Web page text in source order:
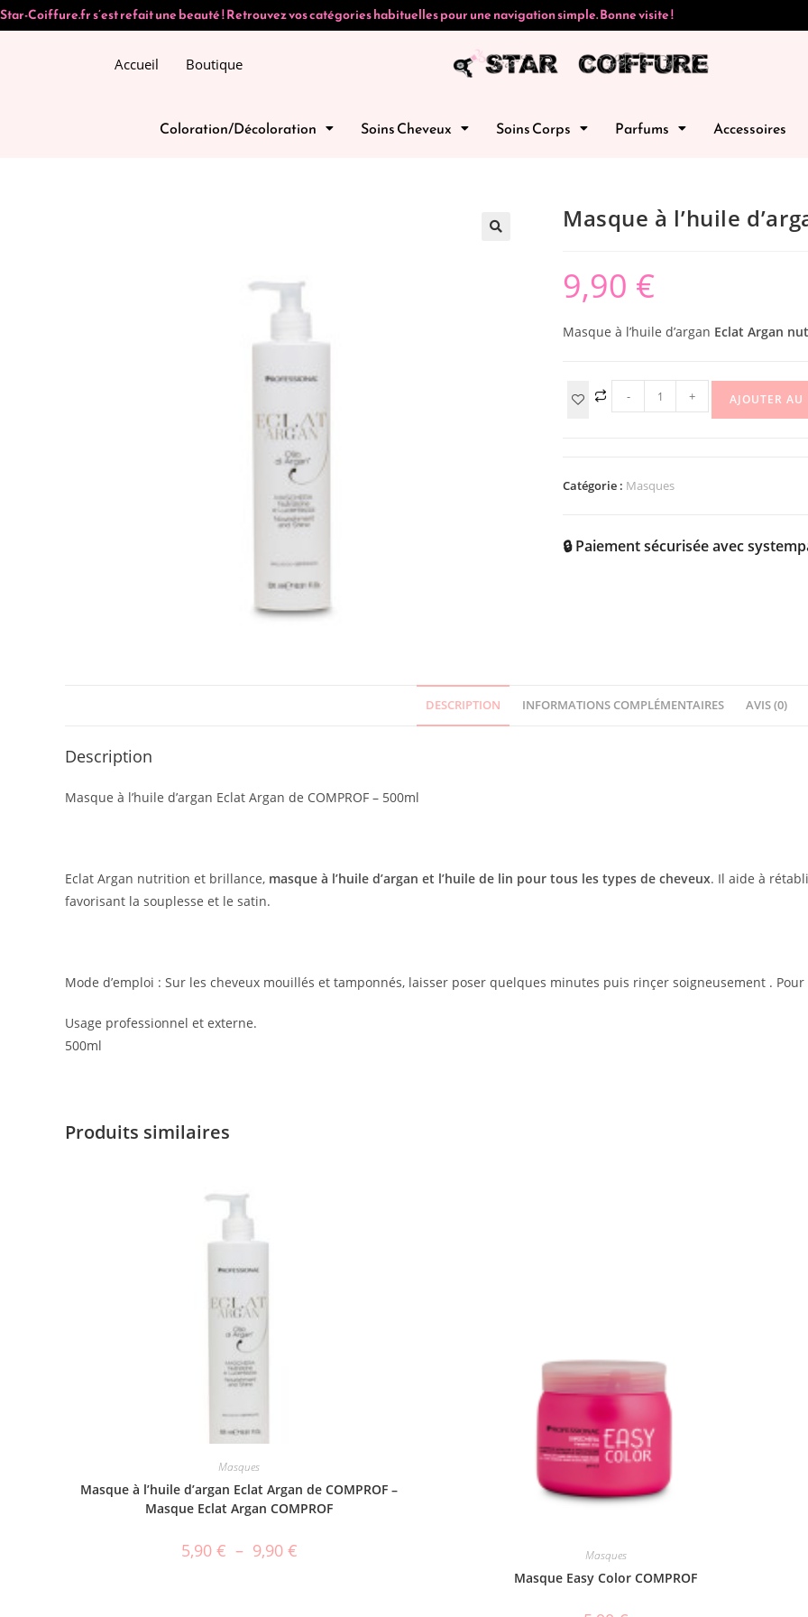
Star-Coiffure.fr s’est refait une beauté ! Retrouvez vos catégories habituelles pour une navigation simple. Bonne visite !
Accueil Boutique
Coloration/Décoloration Soins Cheveux Soins Corps Parfums Accessoires
Masque à l’huile
9,90 €
Masque à l’huile d’argan Eclat Argan
- + AJOUTER AU
Catégorie : Masques
🔒 Paiement sécurisée avec
DESCRIPTION INFORMATIONS COMPLÉMENTAIRES AVIS (0)
Description
Masque à l’huile d’argan Eclat Argan de COMPROF – 500ml
Eclat Argan nutrition et brillance, masque à l’huile d’argan et l’huile de lin pour tous les types de cheveux. Il aide à
favorisant la souplesse et le satin.
Mode d’emploi : Sur les cheveux mouillés et tamponnés, laisser poser quelques minutes puis rinçer soigneusement .
Usage professionnel et externe.
500ml
Produits similaires
Masques
Masque à l’huile d’argan Eclat Argan de COMPROF –
Masque Eclat Argan COMPROF
5,90 € – 9,90 € Masques
Masque Easy Color COMPROF